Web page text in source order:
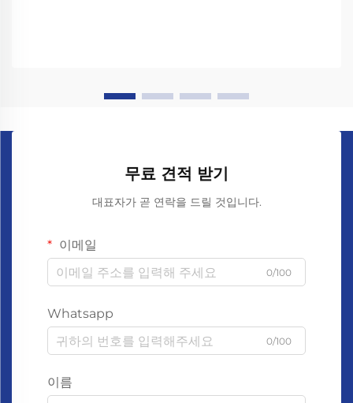
무료 견적 받기
대표자가 곧 연락을 드릴 것입니다.
이메일
0/100
Whatsapp
0/100
이름